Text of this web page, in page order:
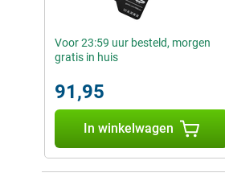
Voor 23:59 uur besteld, morgen
gratis in huis
91,95
In winkelwagen